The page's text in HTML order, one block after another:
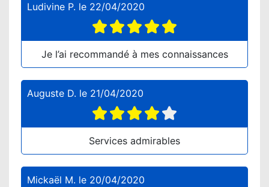
Ludivine P. le 22/04/2020
Je l’ai recommandé à mes connaissances
Auguste D. le 21/04/2020
Services admirables
Mickaël M. le 20/04/2020